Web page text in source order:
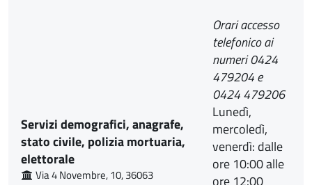
Servizi demografici, anagrafe,
stato civile, polizia mortuaria,
elettorale
Via 4 Novembre, 10, 36063
Orari accesso
telefonico ai
numeri 0424
479204 e
0424 479206
Lunedì,
mercoledì,
venerdì: dalle
ore 10:00 alle
ore 12:00